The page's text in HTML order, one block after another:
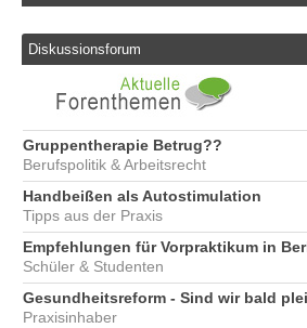
Diskussionsforum
Gruppentherapie Betrug??
Berufspolitik & Arbeitsrecht
Handbeißen als Autostimulation
Tipps aus der Praxis
Empfehlungen für Vorpraktikum in
Schüler & Studenten
Gesundheitsreform - Sind wir bald
Praxisinhaber